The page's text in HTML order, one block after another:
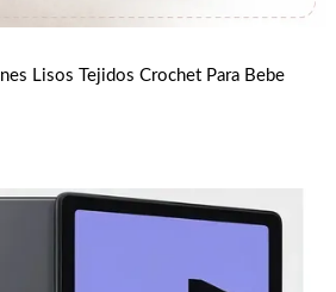
Lisos Tejidos Crochet Para Bebe